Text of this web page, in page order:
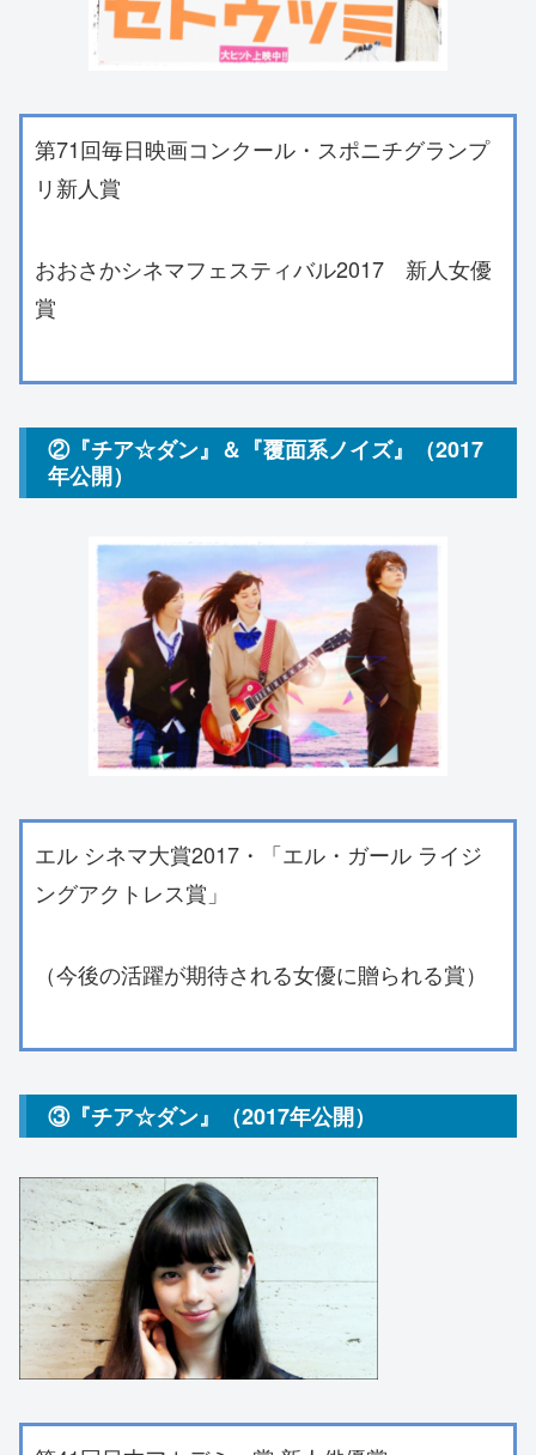
第71回毎日映画コンクール・スポニチグランプ
リ新人賞
おおさかシネマフェスティバル2017 新人女優
賞
②『チア☆ダン』＆『覆面系ノイズ』（2017
年公開）
エル シネマ大賞2017・「エル・ガール ライジ
ングアクトレス賞」
（今後の活躍が期待される女優に贈られる賞）
③『チア☆ダン』（2017年公開）